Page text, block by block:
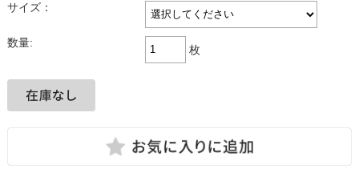
サイズ：
数量:
枚